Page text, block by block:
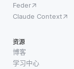
Feder
Claude Context
资源
博客
学习中心